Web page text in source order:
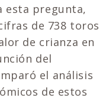
esta pregunta,
de 738 toros
de crianza en
del
el análisis
de estos